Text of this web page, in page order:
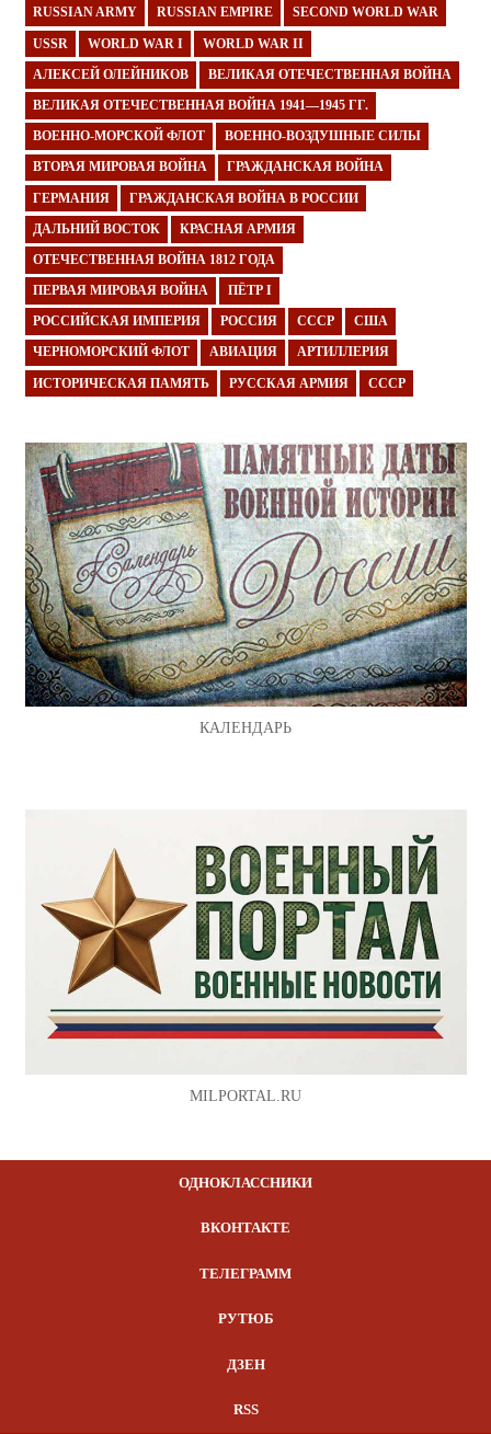
RUSSIAN ARMY RUSSIAN EMPIRE SECOND WORLD WAR
USSR WORLD WAR I WORLD WAR II
АЛЕКСЕЙ ОЛЕЙНИКОВ ВЕЛИКАЯ ОТЕЧЕСТВЕННАЯ ВОЙНА
ВЕЛИКАЯ ОТЕЧЕСТВЕННАЯ ВОЙНА 1941—1945 ГГ.
ВОЕННО-МОРСКОЙ ФЛОТ ВОЕННО-ВОЗДУШНЫЕ СИЛЫ
ВТОРАЯ МИРОВАЯ ВОЙНА ГРАЖДАНСКАЯ ВОЙНА
ГЕРМАНИЯ ГРАЖДАНСКАЯ ВОЙНА В РОССИИ
ДАЛЬНИЙ ВОСТОК КРАСНАЯ АРМИЯ
ОТЕЧЕСТВЕННАЯ ВОЙНА 1812 ГОДА
ПЕРВАЯ МИРОВАЯ ВОЙНА ПЁТР I
РОССИЙСКАЯ ИМПЕРИЯ РОССИЯ СССР США
ЧЕРНОМОРСКИЙ ФЛОТ АВИАЦИЯ АРТИЛЛЕРИЯ
ИСТОРИЧЕСКАЯ ПАМЯТЬ РУССКАЯ АРМИЯ СССР
КАЛЕНДАРЬ
MILPORTAL.RU
ОДНОКЛАССНИКИ
ВКОНТАКТЕ
ТЕЛЕГРАММ
РУТЮБ
ДЗЕН
RSS